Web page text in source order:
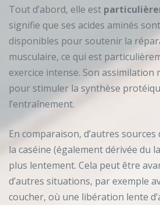
Tout d’abord, elle est
signifie que ses acides aminés
disponibles pour soutenir la
musculaire, ce qui est
exercice intense. Son assimilation
pour stimuler la synthèse
l’entraînement.
En comparaison, d’autres
la caséine (également dérivée du
plus lentement. Cela peut être
d’autres situations, par exemple
coucher, où une libération lente